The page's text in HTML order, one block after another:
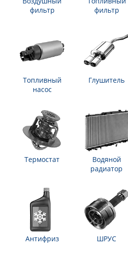
фильтр
фильтр
Топливный
насос
Глушитель
Термостат
Водяной
радиатор
Антифриз ШРУС